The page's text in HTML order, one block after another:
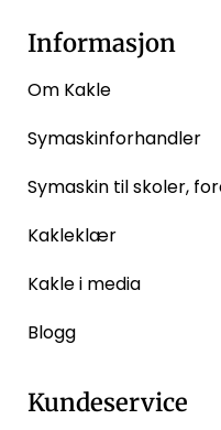
Informasjon
Om Kakle
Symaskinforhandler
Symaskin til skoler,
Kakleklær
Kakle i media
Blogg
Kundeservice